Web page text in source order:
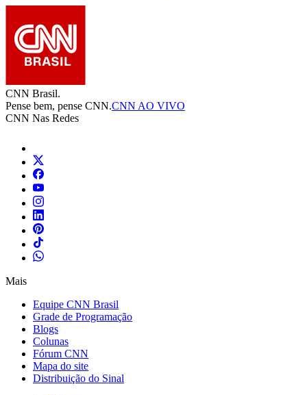
CNN Brasil.
Pense bem, pense CNN.CNN AO VIVO
CNN Nas Redes
Mais
Equipe CNN Brasil
Grade de Programação
Blogs
Colunas
Fórum CNN
Mapa do site
Distribuição do Sinal